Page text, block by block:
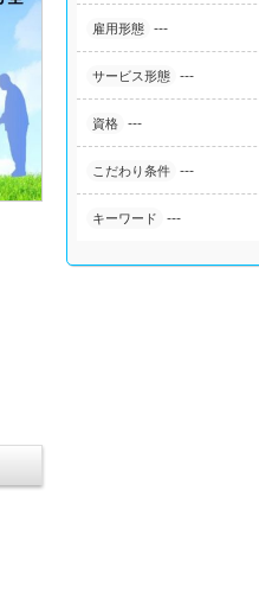
雇用形態 ---
サービス形態 ---
資格 ---
こだわり条件 ---
キーワード ---